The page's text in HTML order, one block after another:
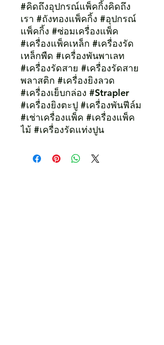
#คิดถึงอุปกรณ์แพ็คกิ้งคิดถึง
เรา #ถังทองแพ็คกิ้ง #อุปกรณ์
แพ็คกิ้ง #ซ่อมเครื่องแพ็ค
#เครื่องแพ็คเหล็ก #เครื่องรัด
เหล็กพืด #เครื่องพันพาเลท
#เครื่องรัดสาย #เครื่องรัดสาย
พลาสติก #เครื่องยิงลวด
#เครื่องเย็บกล่อง #Strapler
#เครื่องยิงตะปู #เครื่องพันฟีล์ม
#เช่าเครื่องแพ็ค #เครื่องแพ็ค
ไม้ #เครื่องรัดแท่งปูน